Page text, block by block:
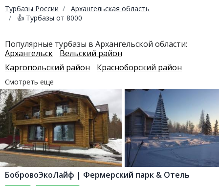
Турбазы России
Архангельская область
👍 Турбазы от 8000
Популярные турбазы в Архангельской области:
Архангельск
Вельский район
Каргопольский район
Красноборский район
Смотреть еще
БобровоЭкоЛайф | Фермерский парк & Отель
Красноборский район